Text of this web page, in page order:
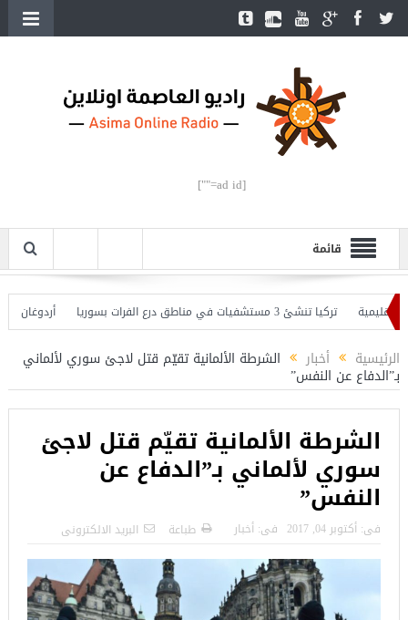
[ad id=""]
قائمة
تركيا تنشئ 3 مستشفيات في مناطق درع الفرات بسوريا
أردوغان يفتتح
الرئيسية أخبار الشرطة الألمانية تقيّم قتل لاجئ سوري لألماني
بـ”الدفاع عن النفس”
الشرطة الألمانية تقيّم قتل لاجئ
سوري لألماني بـ”الدفاع عن
النفس”
فى: أكتوبر 04, 2017 فى: أخبار طباعة البريد الالكترونى